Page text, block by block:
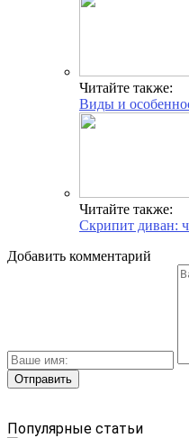
Читайте также:
Виды и
Читайте также:
Скрипит диван:
Добавить комментарий
Популярные статьи